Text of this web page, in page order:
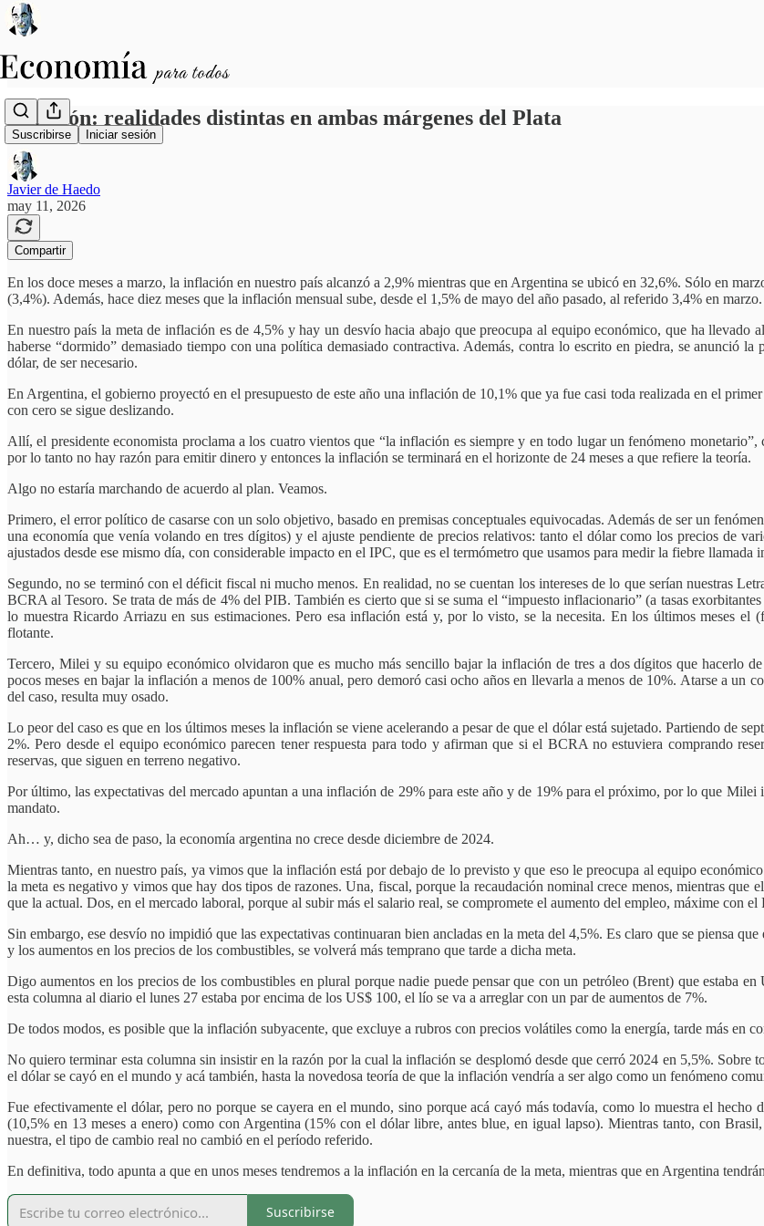
Suscribirse Iniciar sesión
Inflación: realidades distintas en ambas márgenes del Plata
Javier de Haedo
may 11, 2026
Compartir
En los doce meses a marzo, la inflación en nuestro país alcanzó a 2,9% mientras que en Argentina se ubicó en 32,6%. Sólo en
(3,4%). Además, hace diez meses que la inflación mensual sube, desde el 1,5% de mayo del año pasado, al referido 3,4% en marzo.
En nuestro país la meta de inflación es de 4,5% y hay un desvío hacia abajo que preocupa al equipo económico, que ha
haberse “dormido” demasiado tiempo con una política demasiado contractiva. Además, contra lo escrito en piedra, se anunció
dólar, de ser necesario.
En Argentina, el gobierno proyectó en el presupuesto de este año una inflación de 10,1% que ya fue casi toda realizada en el
con cero se sigue deslizando.
Allí, el presidente economista proclama a los cuatro vientos que “la inflación es siempre y en todo lugar un fenómeno
por lo tanto no hay razón para emitir dinero y entonces la inflación se terminará en el horizonte de 24 meses a que refiere la teoría.
Algo no estaría marchando de acuerdo al plan. Veamos.
Primero, el error político de casarse con un solo objetivo, basado en premisas conceptuales equivocadas. Además de ser un
una economía que venía volando en tres dígitos) y el ajuste pendiente de precios relativos: tanto el dólar como los precios de
ajustados desde ese mismo día, con considerable impacto en el IPC, que es el termómetro que usamos para medir la fiebre llamada
Segundo, no se terminó con el déficit fiscal ni mucho menos. En realidad, no se cuentan los intereses de lo que serían nuestras
BCRA al Tesoro. Se trata de más de 4% del PIB. También es cierto que si se suma el “impuesto inflacionario” (a tasas
lo muestra Ricardo Arriazu en sus estimaciones. Pero esa inflación está y, por lo visto, se la necesita. En los últimos meses el
flotante.
Tercero, Milei y su equipo económico olvidaron que es mucho más sencillo bajar la inflación de tres a dos dígitos que hacerlo
pocos meses en bajar la inflación a menos de 100% anual, pero demoró casi ocho años en llevarla a menos de 10%. Atarse a
del caso, resulta muy osado.
Lo peor del caso es que en los últimos meses la inflación se viene acelerando a pesar de que el dólar está sujetado. Partiendo de
2%. Pero desde el equipo económico parecen tener respuesta para todo y afirman que si el BCRA no estuviera comprando
reservas, que siguen en terreno negativo.
Por último, las expectativas del mercado apuntan a una inflación de 29% para este año y de 19% para el próximo, por lo que
mandato.
Ah… y, dicho sea de paso, la economía argentina no crece desde diciembre de 2024.
Mientras tanto, en nuestro país, ya vimos que la inflación está por debajo de lo previsto y que eso le preocupa al equipo
la meta es negativo y vimos que hay dos tipos de razones. Una, fiscal, porque la recaudación nominal crece menos, mientras que
que la actual. Dos, en el mercado laboral, porque al subir más el salario real, se compromete el aumento del empleo, máxime con
Sin embargo, ese desvío no impidió que las expectativas continuaran bien ancladas en la meta del 4,5%. Es claro que se piensa
y los aumentos en los precios de los combustibles, se volverá más temprano que tarde a dicha meta.
Digo aumentos en los precios de los combustibles en plural porque nadie puede pensar que con un petróleo (Brent) que estaba
esta columna al diario el lunes 27 estaba por encima de los US$ 100, el lío se va a arreglar con un par de aumentos de 7%.
De todos modos, es posible que la inflación subyacente, que excluye a rubros con precios volátiles como la energía, tarde más en
No quiero terminar esta columna sin insistir en la razón por la cual la inflación se desplomó desde que cerró 2024 en 5,5%. Sobre
el dólar se cayó en el mundo y acá también, hasta la novedosa teoría de que la inflación vendría a ser algo como un fenómeno
Fue efectivamente el dólar, pero no porque se cayera en el mundo, sino porque acá cayó más todavía, como lo muestra el
(10,5% en 13 meses a enero) como con Argentina (15% con el dólar libre, antes blue, en igual lapso). Mientras tanto, con
nuestra, el tipo de cambio real no cambió en el período referido.
En definitiva, todo apunta a que en unos meses tendremos a la inflación en la cercanía de la meta, mientras que en Argentina
Suscribirse